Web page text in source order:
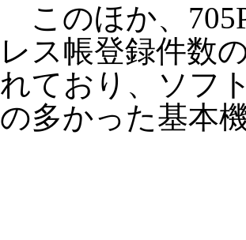
このほか、
レス帳登録件数
れており、ソフ
の多かった基本